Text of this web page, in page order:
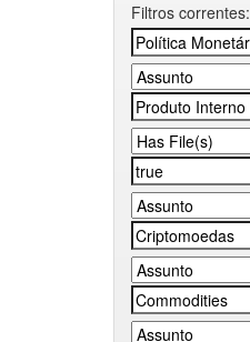
Filtros correntes: